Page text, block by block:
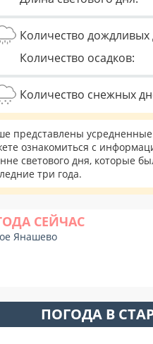
Количество дождливых
Количество осадков:
Количество снежных
представлены
ознакомиться с
светового дня, которые
три года.
СЕЙЧАС
Янашево
ПОГОДА В